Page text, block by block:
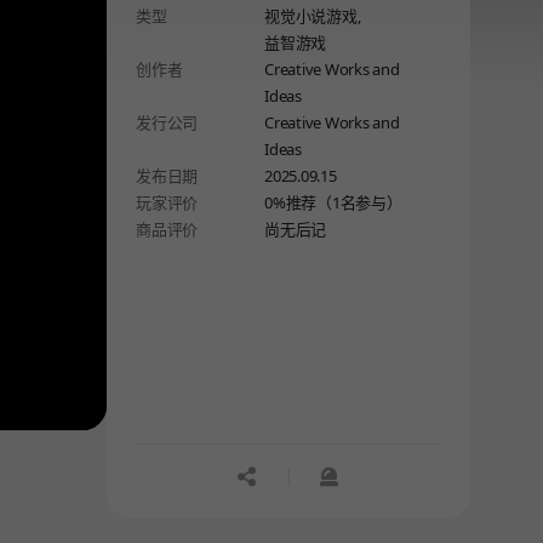
直到死去，
都在书本和人们讲述的故事中讲述着他
们的经历和观点。随着时间的推移，
故事和传说代代流传。最终，
这个村庄被人们遗忘，
成为了过去的遗迹。
类型
视觉小说游戏,
益智游戏
创作者
Creative Works and
Ideas
发行公司
Creative Works and
Ideas
发布日期
2025.09.15
玩家评价
0%推荐（1名参与）
商品评价
尚无后记
공유하기신고하기